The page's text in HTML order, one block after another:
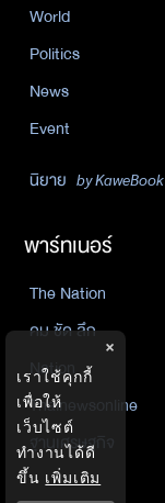
World
Politics
News
Event
นิยาย by KaweBook
พาร์ทเนอร์
The Nation
คม ชัด ลึก
Nation
Thainewsonline
ฐานเศรษฐกิจ
×
เราใช้คุกกี้
เพื่อให้
เว็บไซต์
ทำงานได้ดี
ขึ้น เพิ่มเติม